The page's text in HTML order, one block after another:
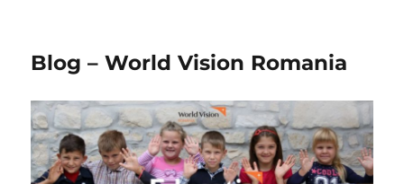
Blog – World Vision Romania